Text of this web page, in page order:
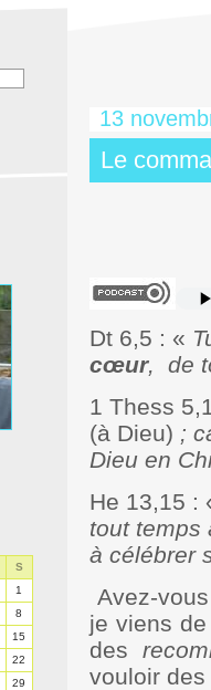
S
1
8
15
22
29
13
Le
Dt 6,5 : «
cœur,
de
1 Thess
(à Dieu) ;
Dieu en
He 13,15 :
tout
à célébrer
Avez-
je viens
des
vouloir des